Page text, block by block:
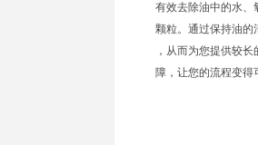
有效去除油中的水、
颗粒。通过保持油的
，从而为您提供较
障，让您的流程变